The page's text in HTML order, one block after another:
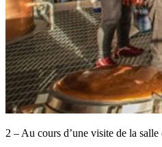
2 – Au cours d’une visite de la